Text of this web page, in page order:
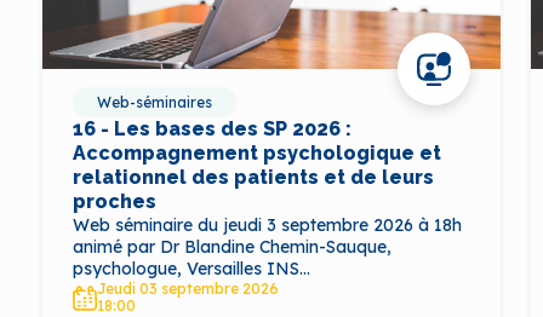
Web-séminaires
16 - Les bases des SP 2026 :
Accompagnement psychologique et
relationnel des patients et de leurs
proches
Web séminaire du jeudi 3 septembre 2026 à 18h
animé par Dr Blandine Chemin-Sauque,
psychologue, Versailles INS...
Jeudi 03 septembre 2026
18:00